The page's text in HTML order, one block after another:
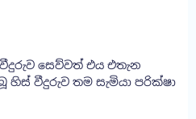
සෙව්වත් එය එතැන
වීදුරුව තම සැමියා පරික්ෂා